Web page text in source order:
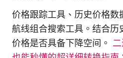
价格跟踪工具、历史价格数
航线组合搜索工具。结合历
价格是否具备下降空间。